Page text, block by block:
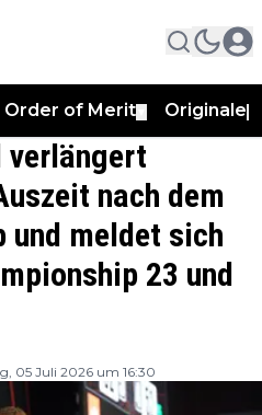
Order of Merit Originale
verlängert
nach dem
und meldet sich
23 und
05 Juli 2026 um 16:30